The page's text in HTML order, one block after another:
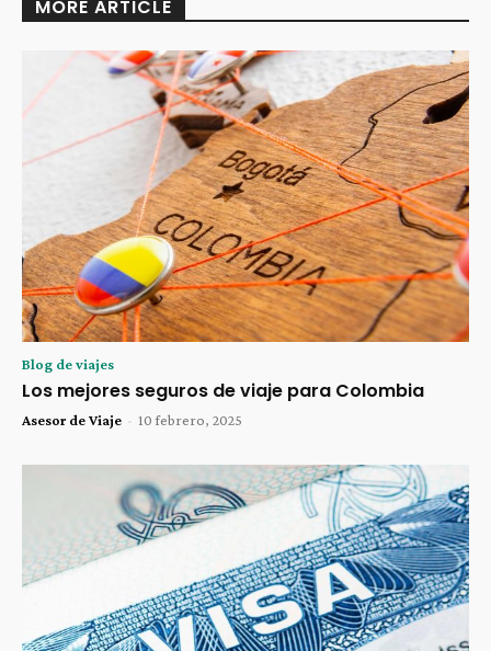
MORE ARTICLE
Blog de viajes
Los mejores seguros de viaje para Colombia
Asesor de Viaje - 10 febrero, 2025